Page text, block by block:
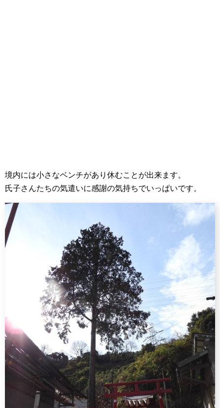
境内には小さなベンチがあり休むことが出来ます。
氏子さんたちの気遣いに感謝の気持ちでいっぱいです。